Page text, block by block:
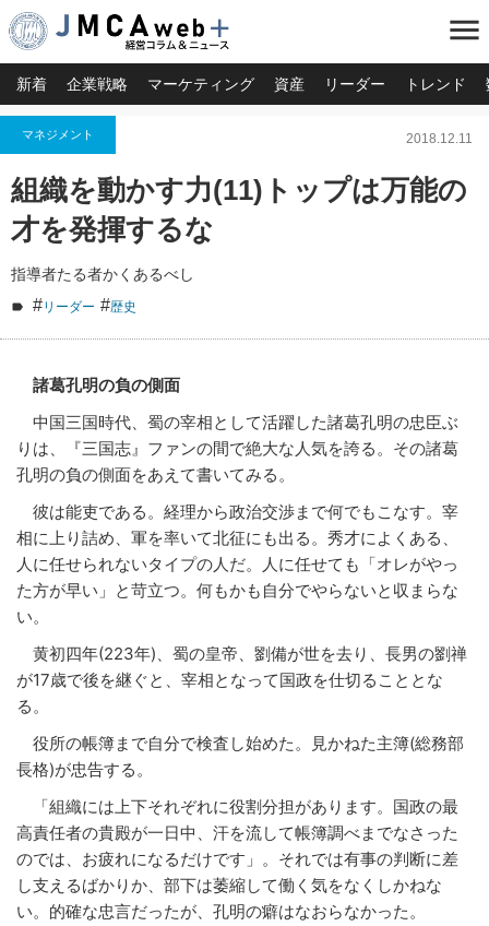
menu
新着 企業戦略 マーケティング 資産 リーダー トレンド
マネジメント 2018.12.11
組織を動かす力(11)トップは万能の
才を発揮するな
指導者たる者かくあるべし
#リーダー #歴史
諸葛孔明の負の側面
中国三国時代、蜀の宰相として活躍した諸葛孔明の忠臣ぶ
りは、『三国志』ファンの間で絶大な人気を誇る。その諸葛
孔明の負の側面をあえて書いてみる。
彼は能吏である。経理から政治交渉まで何でもこなす。宰
相に上り詰め、軍を率いて北征にも出る。秀才によくある、
人に任せられないタイプの人だ。人に任せても「オレがやっ
た方が早い」と苛立つ。何もかも自分でやらないと収まらな
い。
黄初四年(223年)、蜀の皇帝、劉備が世を去り、長男の劉禅
が17歳で後を継ぐと、宰相となって国政を仕切ることとな
る。
役所の帳簿まで自分で検査し始めた。見かねた主簿(総務部
長格)が忠告する。
「組織には上下それぞれに役割分担があります。国政の最
高責任者の貴殿が一日中、汗を流して帳簿調べまでなさった
のでは、お疲れになるだけです」。それでは有事の判断に差
し支えるばかりか、部下は萎縮して働く気をなくしかねな
い。的確な忠言だったが、孔明の癖はなおらなかった。